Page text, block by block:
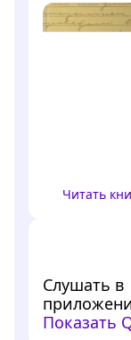
Читать
Слушать в
Показать